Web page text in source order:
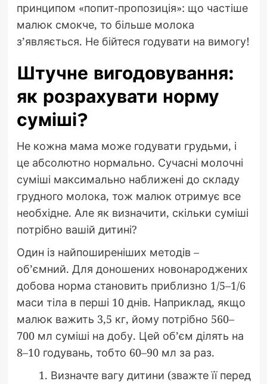
принципом «попит-пропозиція»: що частіше
малюк смокче, то більше молока
з’являється. Не бійтеся годувати на вимогу!
Штучне вигодовування:
як розрахувати норму
суміші?
Не кожна мама може годувати грудьми, і
це абсолютно нормально. Сучасні молочні
суміші максимально наближені до складу
грудного молока, тож малюк отримує все
необхідне. Але як визначити, скільки суміші
потрібно вашій дитині?
Один із найпоширеніших методів –
об’ємний. Для доношених новонароджених
добова норма становить приблизно 1/5–1/6
маси тіла в перші 10 днів. Наприклад, якщо
малюк важить 3,5 кг, йому потрібно 560–
700 мл суміші на добу. Цей об’єм ділять на
8–10 годувань, тобто 60–90 мл за раз.
Визначте вагу дитини (зважте її перед